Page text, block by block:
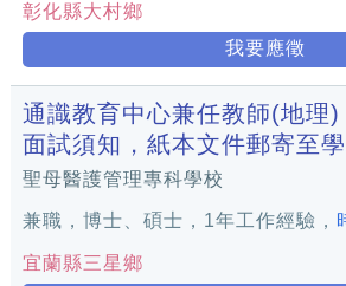
彰化縣大村鄉
我要應徵
通識教育中心兼任教師(地理)
面試須知，紙本文件郵寄至學
聖母醫護管理專科學校
兼職，博士、碩士，1年工作經驗，
宜蘭縣三星鄉